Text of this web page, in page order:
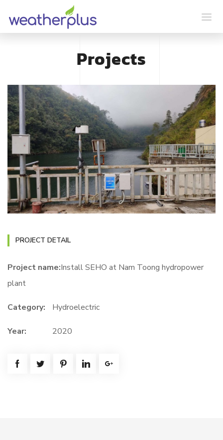
Projects
PROJECT DETAIL
Project name:Install SEHO at Nam Toong hydropower
plant
Category: Hydroelectric
Year: 2020